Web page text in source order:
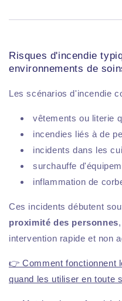
Risques d'incendie
environnements de
Les scénarios d'incendie
vêtements ou literie
incendies liés à de
incidents dans les
surchauffe
inflammation de
Ces incidents débutent
proximité des personnes
intervention rapide et non
👉 Comment fonctionnent
quand les utiliser en toute